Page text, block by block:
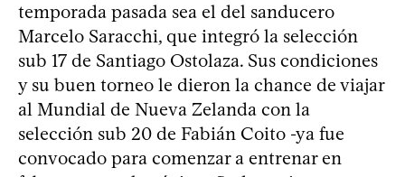
temporada pasada sea el del sanducero
Marcelo Saracchi, que integró la selección
sub 17 de Santiago Ostolaza. Sus condiciones
y su buen torneo le dieron la chance de viajar
al Mundial de Nueva Zelanda con la
selección sub 20 de Fabián Coito -ya fue
convocado para comenzar a entrenar en